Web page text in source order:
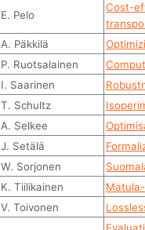
E. Pelo
Cost-
A. Päkkilä
P. Ruotsalainen
I. Saarinen
T. Schultz
A. Selkee
J. Setälä
W. Sorjonen
K. Tiilikainen
V. Toivonen